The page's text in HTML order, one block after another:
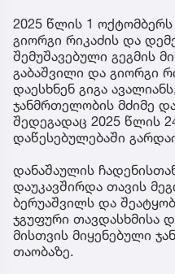
2025 წლის 1
გიორგი რიკაძის და
შემუშავებული გეგმის
გაბაშვილი და გიორგი
დაესხნენ გიგა
ჯანმრთელობის მძიმე
შედეგადაც 2025 წლის
დაწესებულებაში
დანაშაულის
დაუკავშირდა თავის
ბერუაშვილს და
ჯგუფური თავდასხმისა
მისთვის მიყენებული
თაობაზე.